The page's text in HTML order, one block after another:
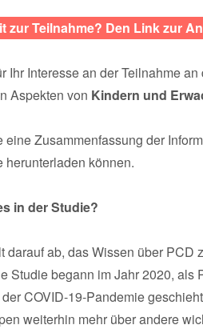
zur Teilnahme? Den Link zur
Ihr Interesse an der Teilnahme
Aspekten von Kindern und
eine Zusammenfassung der
herunterladen können.
in der Studie?
darauf ab, das Wissen über PCD
Studie begann im Jahr 2020,
COVID-19-Pandemie
weiterhin mehr über andere